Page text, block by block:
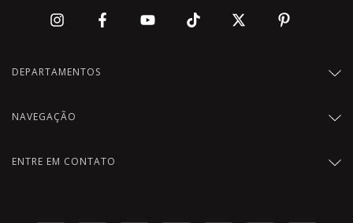
DEPARTAMENTOS
NAVEGAÇÃO
ENTRE EM CONTATO